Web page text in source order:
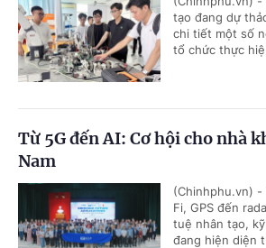
tạo đang dự
chi tiết một số
tổ chức thực
Từ 5G đến AI: Cơ hội cho nhà
Nam
(Chinhphu.vn) -
Fi, GPS đến
tuệ nhân tạo,
đang hiện diện